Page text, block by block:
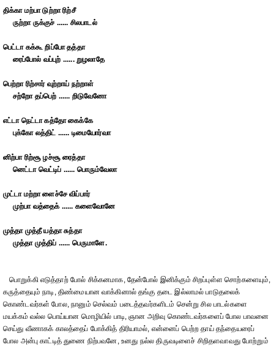
திக்கா மற்பா டுற்றா ரிற்சீ
ருற்றா ருக்குச் ...... சிலபாடல்
பெட்டா கக்கூ றிப்போ தத்தா
ரைப்போல் வப்புற் ...... றுழலாதே
பெற்றா ரிற்சார் வுற்றாய் நற்றாள்
சற்றோ தப்பெற் ...... றிடுவேனோ
எட்டா நெட்டா கத்தோ கைக்கே
புக்கோ லத்திட் ...... டிமையோர்வா
னிற்பா ரிற்சூ ழச்சூ ரைத்தா
னெட்டா வெட்டிப் ...... பொரும்வேலா
முட்டா மற்றா ளைச்சே விப்பார்
முற்பா வத்தைக் ...... களைவோனே
முத்தா முத்தீ யத்தா சுத்தா
முத்தா முத்திப் ...... பெருமாளே.
பொறுக்கி எடுத்தாற் போல் சிக்கனமாக, தேன்போல் இனிக்கும் சிறப்புள்ள சொற்களையும்,
கருத்தையும் நாடி, திண்மையான வாக்கினால் தங்கு தடை இல்லாமல் பாடுதலைக்
கொண்டவர்கள் போல, நானும் செல்வம் படைத்தவர்களிடம் சென்று சில பாடல்களை
மயக்கம் வல்ல பொய்யான மொழியில் பாடி, ஞான அறிவு கொண்டவர்களைப் போல பாவனை
செய்து வீணாகக் காலத்தைப் போக்கித் திரியாமல், என்னைப் பெற்ற தாய் தந்தையரைப்
போல அன்பு காட்டித் துணை நிற்பவனே, உனது நல்ல திருவடிளைச் சிறிதளவாவது போற்றும்